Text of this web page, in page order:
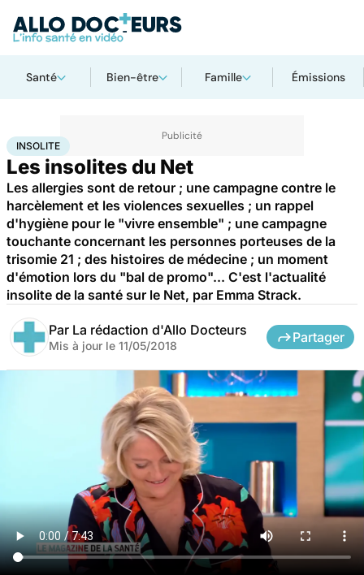
Santé Bien-être Famille Émissions
AccueilSanté
INSOLITE
Les insolites du Net
Les allergies sont de retour ; une campagne contre le
harcèlement et les violences sexuelles ; un rappel
d'hygiène pour le "vivre ensemble" ; une campagne
touchante concernant les personnes porteuses de la
trisomie 21 ; des histoires de médecine ; un moment
d'émotion lors du "bal de promo"... C'est l'actualité
insolite de la santé sur le Net, par Emma Strack.
Par La rédaction d'Allo Docteurs
Mis à jour le 11/05/2018
Partager